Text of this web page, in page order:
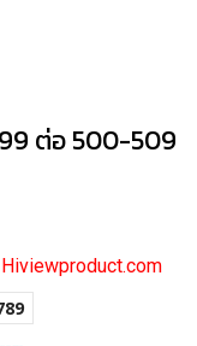
ต่อ 500-509